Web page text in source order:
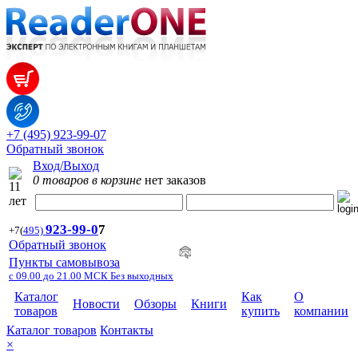
+7 (495) 923-99-07
Обратный звонок
Вход/Выход
0 товаров в корзине нет заказов
+7(495) 923-99-07
Обратный звонок
Пункты самовывоза
с 09.00 до 21.00 МСК Без выходных
Каталог
товаров
Новости Обзоры Книги
Как
купить
О
компании
Каталог товаров Контакты
×